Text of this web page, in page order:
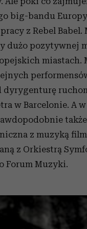
połączyć te
Ciebie lub
usług.
big-bandu
z Rebel Babel.
dużo pozytywnej
miastach.
dyrygenturę
w Barcelonie. A
z muzyką
z Orkiestrą
Forum Muzyki.